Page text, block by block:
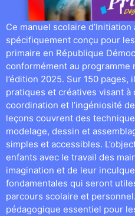
Ce manuel scolaire
spécifiquement conçu pour
primaire en République
conformément au programme
l’édition 2025. Sur 150 pages,
pratiques et créatives visant
coordination et l’ingéniosité
leçons couvrent des
modelage, dessin et
simples et accessibles.
enfants avec le travail des
imagination et de leur
fondamentales qui seront
parcours scolaire et
pédagogique essentiel pour